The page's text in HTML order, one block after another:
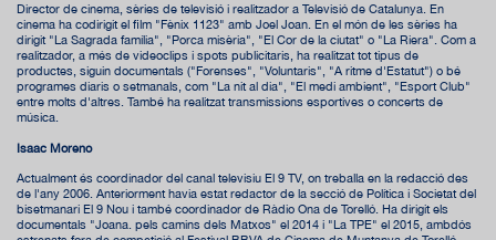
Director de cinema, sèries de televisió i realitzador a Televisió de Catalunya. En
cinema ha codirigit el film "Fènix 1123" amb Joel Joan. En el món de les sèries ha
dirigit "La Sagrada família", "Porca misèria", "El Cor de la ciutat" o "La Riera". Com a
realitzador, a més de videoclips i spots publicitaris, ha realitzat tot tipus de
productes, siguin documentals ("Forenses", "Voluntaris", "A ritme d'Estatut") o bé
programes diaris o setmanals, com "La nit al dia", "El medi ambient", "Esport Club"
entre molts d'altres. També ha realitzat transmissions esportives o concerts de
música.
Isaac Moreno
Actualment és coordinador del canal televisiu El 9 TV, on treballa en la redacció des
de l'any 2006. Anteriorment havia estat redactor de la secció de Política i Societat del
bisetmanari El 9 Nou i també coordinador de Ràdio Ona de Torelló. Ha dirigit els
documentals "Joana. pels camins dels Matxos" el 2014 i "La TPE" el 2015, ambdós